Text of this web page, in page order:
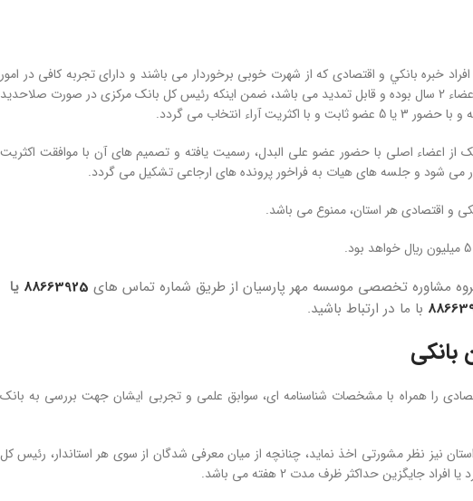
البدل بوده و اعضاء از بين افراد خبره بانكي و اقتصادی كه از شهرت خوبی برخوردار می باشند و دارای تجربه كافی در امور
اعتباری يا مالی يا فنی، ‌اقتصادی و يا حقوقی هستند انتخاب می­ گردند و مدت عضويت اعضاء 2 سال بوده و قابل تمديد می ­باشد، ‌ضمن اينكه رئيس كل بانک مركزی در صورت صلاحديد
عدم حضور هر يک از اعضاء اصلی با حضور عضو علی البدل، رسميت يافته و تصميم ­های آن با موافقت اكثريت
می شود و جلسه­ های هيات به فراخور پرونده های ارجاعی تشكيل می­ گردد.
مشاوره تخصصی موسسه مهر پارسیان از طریق شماره تماس های 88663925 یا
با ما در ارتباط باشید.
بانکی
4 نفر و حداکثر 6 نفر از خبرگان بانكی و اقتصادی را همراه با مشخصات شناسنامه ­ای، سوابق علمی و تجربی ايشان جهت بررسی به بانک
نيز نظر مشورتی اخذ نمايد، چنانچه از ميان معرفی شدگان از سوی هر استاندار، رئيس كل
جايگزين حداكثر ظرف مدت 2 هفته می ­باشد.